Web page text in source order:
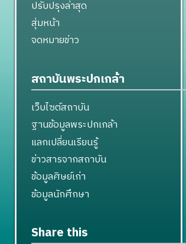
ปรับปรุงล่าสุด
สุ่มหน้า
จดหมายข่าว
สถาบันพระปกเกล้า
เว็บไซต์สถาบัน
ฐานข้อมูลพระปกเกล้า
แลกเปลี่ยนเรียนรู้
ข่าวสารจากสถาบัน
ข้อมูลศิษย์เก่า
ข้อมูลนักศึกษา
Share this